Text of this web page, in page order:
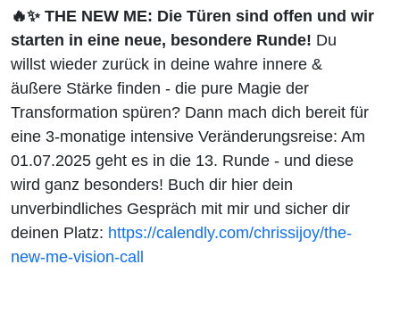
Energie und
Vertrauen
ins Jahr
2025 (#286)
🔥✨ THE NEW ME: Die Türen sind offen und wir
starten in eine neue, besondere Runde! Du
willst wieder zurück in deine wahre innere &
äußere Stärke finden - die pure Magie der
Transformation spüren? Dann mach dich bereit für
eine 3-monatige intensive Veränderungsreise: Am
01.07.2025 geht es in die 13. Runde - und diese
wird ganz besonders! Buch dir hier dein
unverbindliches Gespräch mit mir und sicher dir
deinen Platz: https://calendly.com/chrissijoy/the-
new-me-vision-call